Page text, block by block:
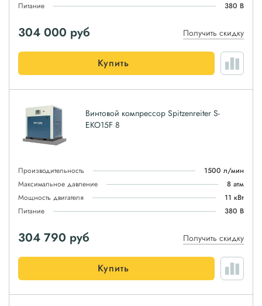
Питание
380 В
304 000 руб Получить скидку
Купить
Винтовой компрессор Spitzenreiter S-
EKO15F 8
Производительность
1500 л/мин
Максимальное давление
8 атм
Мощность двигателя
11 кВт
Питание
380 В
304 790 руб Получить скидку
Купить